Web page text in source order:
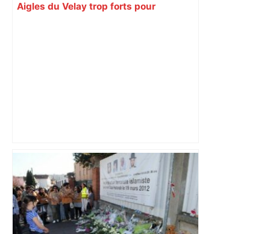
Aigles du Velay trop forts pour
Bilan du marché du logement neuf :
une lueur d'espoir pour l'immobilier à
Toulouse ? – Actu.fr